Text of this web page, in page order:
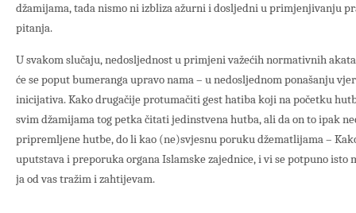
džamijama, tada nismo ni izbliza ažurni i dosljedni u primjenjivanju
pitanja.
U svakom slučaju, nedosljednost u primjeni važećih normativnih
će se poput bumeranga upravo nama – u nedosljednom ponašanju
inicijativa. Kako drugačije protumačiti gest hatiba koji na početku
svim džamijama tog petka čitati jedinstvena hutba, ali da on to ipak
pripremljene hutbe, do li kao (ne)svjesnu poruku džematlijama –
uputstava i preporuka organa Islamske zajednice, i vi se potpuno isto
ja od vas tražim i zahtijevam.